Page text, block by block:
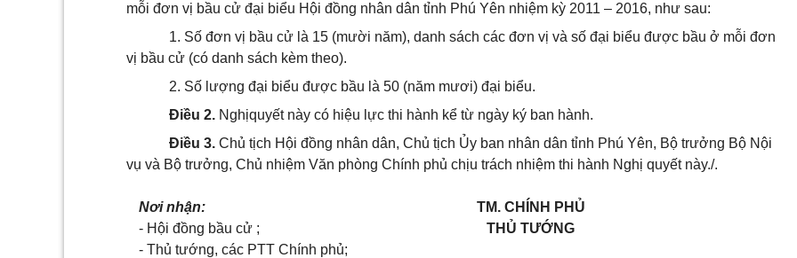
mỗi đơn vị bầu cử đại biểu Hội đồng nhân dân tỉnh Phú Yên nhiệm kỳ 2011 – 2016, như sau:
1. Số đơn vị bầu cử là 15 (mười năm), danh sách các đơn vị và số đại biểu được bầu ở mỗi đơn
vị bầu cử (có danh sách kèm theo).
2. Số lượng đại biểu được bầu là 50 (năm mươi) đại biểu.
Điều 2. Nghịquyết này có hiệu lực thi hành kể từ ngày ký ban hành.
Điều 3. Chủ tịch Hội đồng nhân dân, Chủ tịch Ủy ban nhân dân tỉnh Phú Yên, Bộ trưởng Bộ Nội
vụ và Bộ trưởng, Chủ nhiệm Văn phòng Chính phủ chịu trách nhiệm thi hành Nghị quyết này./.
Nơi nhận:
- Hội đồng bầu cử ;
- Thủ tướng, các PTT Chính phủ;
TM. CHÍNH PHỦ
THỦ TƯỚNG